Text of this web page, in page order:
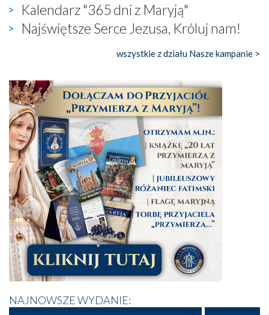
Kalendarz "365 dni z Maryją"
Najświętsze Serce Jezusa, Króluj nam!
wszystkie z działu Nasze kampanie >
NAJNOWSZE WYDANIE: